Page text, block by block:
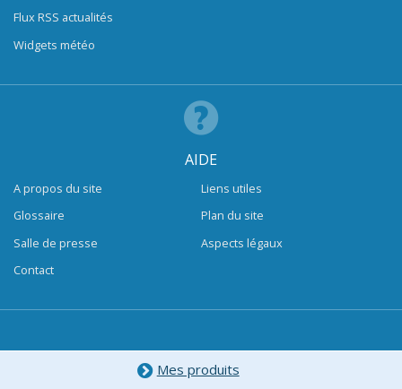
Flux RSS actualités
Widgets météo
AIDE
A propos du site
Glossaire
Salle de presse
Contact
Liens utiles
Plan du site
Aspects légaux
Mes produits